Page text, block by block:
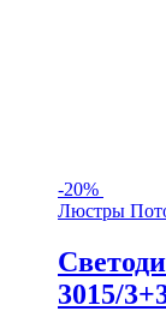
-20%
Люстры
3015/